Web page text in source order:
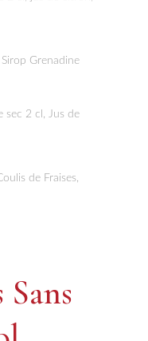
Sirop Grenadine